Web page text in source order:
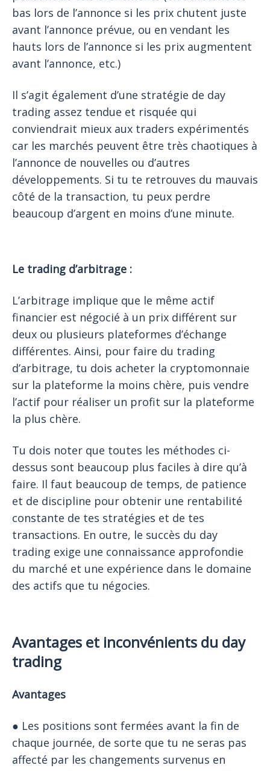
bas lors de l’annonce si les prix chutent juste
avant l’annonce prévue, ou en vendant les
hauts lors de l’annonce si les prix augmentent
avant l’annonce, etc.)
Il s’agit également d’une stratégie de day
trading assez tendue et risquée qui
conviendrait mieux aux traders expérimentés
car les marchés peuvent être très chaotiques à
l’annonce de nouvelles ou d’autres
développements. Si tu te retrouves du mauvais
côté de la transaction, tu peux perdre
beaucoup d’argent en moins d’une minute.
Le trading d’arbitrage :
L’arbitrage implique que le même actif
financier est négocié à un prix différent sur
deux ou plusieurs plateformes d’échange
différentes. Ainsi, pour faire du trading
d’arbitrage, tu dois acheter la cryptomonnaie
sur la plateforme la moins chère, puis vendre
l’actif pour réaliser un profit sur la plateforme
la plus chère.
Tu dois noter que toutes les méthodes ci-
dessus sont beaucoup plus faciles à dire qu’à
faire. Il faut beaucoup de temps, de patience
et de discipline pour obtenir une rentabilité
constante de tes stratégies et de tes
transactions. En outre, le succès du day
trading exige une connaissance approfondie
du marché et une expérience dans le domaine
des actifs que tu négocies.
Avantages et inconvénients du day
trading
Avantages
● Les positions sont fermées avant la fin de
chaque journée, de sorte que tu ne seras pas
affecté par les changements survenus en